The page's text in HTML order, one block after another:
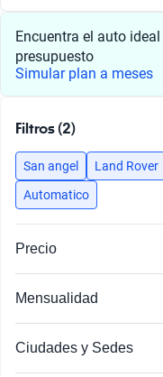
Busca por versión
Busca por año
Busca por modelo
Busca por versión
Busca por año
Encuentra el auto
presupuesto
Simular plan a meses
Filtros (2)
San angel Land Rover
Automatico
Precio
Mensualidad
Ciudades y Sedes